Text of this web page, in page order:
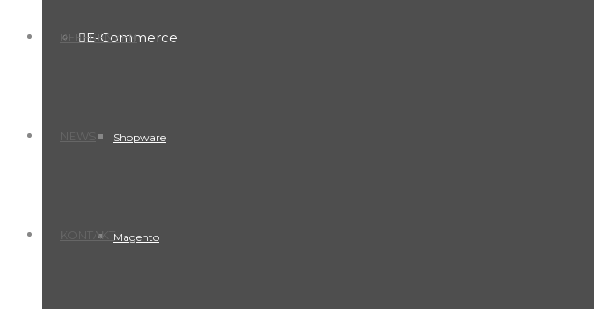
E-Commerce
Shopware
Magento
REFERENZEN
NEWS
KONTAKT